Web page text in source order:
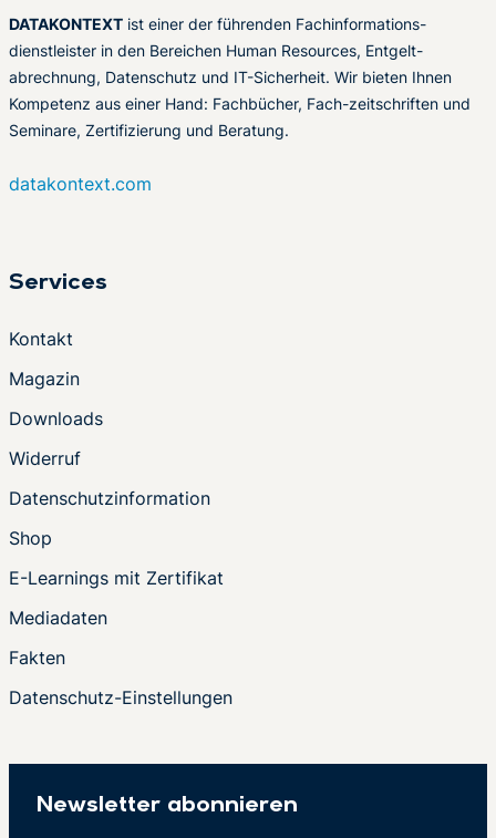
DATAKONTEXT ist einer der führenden Fachinformations-
dienstleister in den Bereichen Human Resources, Entgelt-
abrechnung, Datenschutz und IT-Sicherheit. Wir bieten Ihnen
Kompetenz aus einer Hand: Fachbücher, Fach-zeitschriften und
Seminare, Zertifizierung und Beratung.
datakontext.com
Services
Kontakt
Magazin
Downloads
Widerruf
Datenschutzinformation
Shop
E-Learnings mit Zertifikat
Mediadaten
Fakten
Datenschutz-Einstellungen
Newsletter abonnieren